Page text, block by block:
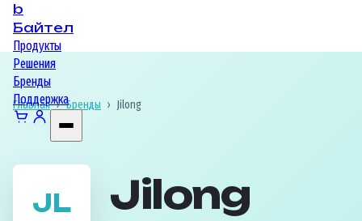
b
Байтел
Продукты
Решения
Бренды
Поддержка
Главная › Бренды › Jilong
JL Jilong